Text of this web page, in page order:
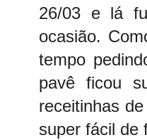
26/03 e lá
ocasião.
tempo
pavê ficou
receitinhas
super fácil de